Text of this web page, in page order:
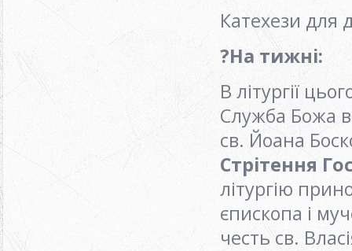
Катехези для
?На тижні:
В літургії
Служба Божа
св. Йоана
Стрітення
літургію
єпископа і
честь св.